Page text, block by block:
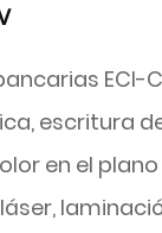
ECI-
escritura
en el